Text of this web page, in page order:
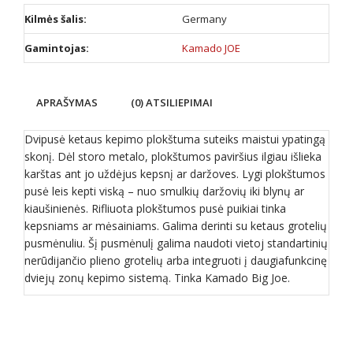
Kilmės šalis: Germany
Gamintojas: Kamado JOE
APRAŠYMAS (0) ATSILIEPIMAI
Dvipusė ketaus kepimo plokštuma suteiks maistui ypatingą
skonį. Dėl storo metalo, plokštumos paviršius ilgiau išlieka
karštas ant jo uždėjus kepsnį ar daržoves. Lygi plokštumos
pusė leis kepti viską – nuo smulkių daržovių iki blynų ar
kiaušinienės. Rifliuota plokštumos pusė puikiai tinka
kepsniams ar mėsainiams. Galima derinti su ketaus grotelių
pusmėnuliu. Šį pusmėnulį galima naudoti vietoj standartinių
nerūdijančio plieno grotelių arba integruoti į daugiafunkcinę
dviejų zonų kepimo sistemą. Tinka Kamado Big Joe.